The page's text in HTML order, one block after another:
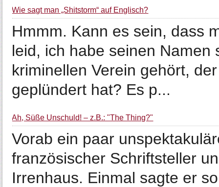
Wie sagt man „Shitstorm“ auf Englisch?
Hmmm. Kann es sein, dass
leid, ich habe seinen
kriminellen Verein gehört,
geplündert hat? Es p...
Ah, Süße Unschuld! – z.B.: "The Thing?"
Vorab ein paar
französischer Schriftsteller
Irrenhaus. Einmal sagte er